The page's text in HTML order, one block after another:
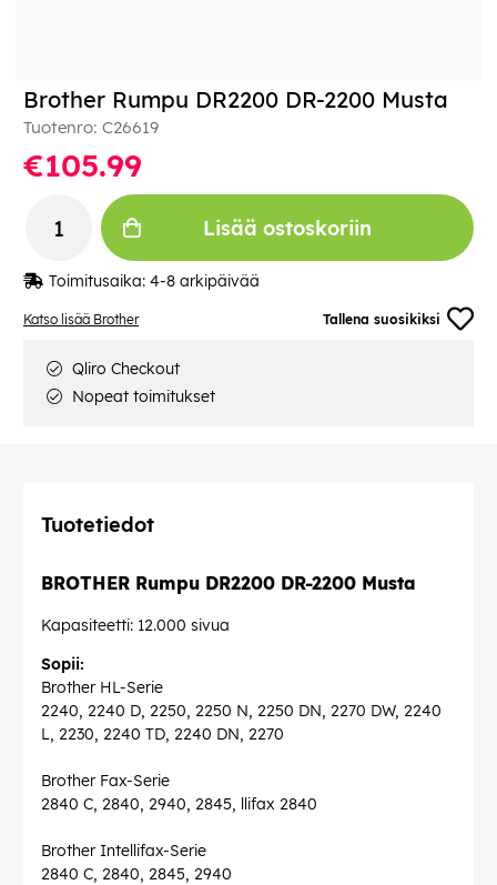
Katso lisää Brother Tallena suosikiksi
Brother Rumpu DR2200 DR-2200 Musta
Tuotenro: C26619
€105.99
Lisää ostoskoriin
Toimitusaika: 4-8 arkipäivää
Qliro Checkout
Nopeat toimitukset
Tuotetiedot
BROTHER Rumpu DR2200 DR-2200 Musta
Kapasiteetti: 12.000 sivua
Sopii:
Brother HL-Serie
2240, 2240 D, 2250, 2250 N, 2250 DN, 2270 DW, 2240
L, 2230, 2240 TD, 2240 DN, 2270
Brother Fax-Serie
2840 C, 2840, 2940, 2845, llifax 2840
Brother Intellifax-Serie
2840 C, 2840, 2845, 2940